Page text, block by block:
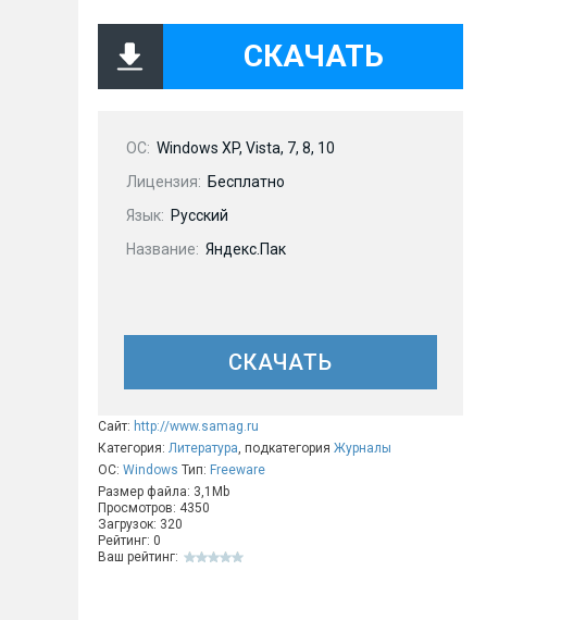
СКАЧАТЬ
СКАЧАТЬ
OC: Windows XP, Vista, 7, 8, 10
Лицензия: Бесплатно
Язык: Русский
Название: Яндекс.Пак
Сайт: http://www.samag.ru
Категория: Литература, подкатегория Журналы
ОС: Windows Тип: Freeware
Размер файла: 3,1Mb
Просмотров: 4350
Загрузок: 320
Рейтинг: 0
Ваш рейтинг: